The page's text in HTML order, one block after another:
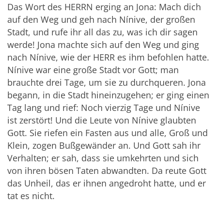
Das Wort des HERRN erging an Jona: Mach dich
auf den Weg und geh nach Nínive, der großen
Stadt, und rufe ihr all das zu, was ich dir sagen
werde! Jona machte sich auf den Weg und ging
nach Nínive, wie der HERR es ihm befohlen hatte.
Nínive war eine große Stadt vor Gott; man
brauchte drei Tage, um sie zu durchqueren. Jona
begann, in die Stadt hineinzugehen; er ging einen
Tag lang und rief: Noch vierzig Tage und Nínive
ist zerstört! Und die Leute von Nínive glaubten
Gott. Sie riefen ein Fasten aus und alle, Groß und
Klein, zogen Bußgewänder an. Und Gott sah ihr
Verhalten; er sah, dass sie umkehrten und sich
von ihren bösen Taten abwandten. Da reute Gott
das Unheil, das er ihnen angedroht hatte, und er
tat es nicht.